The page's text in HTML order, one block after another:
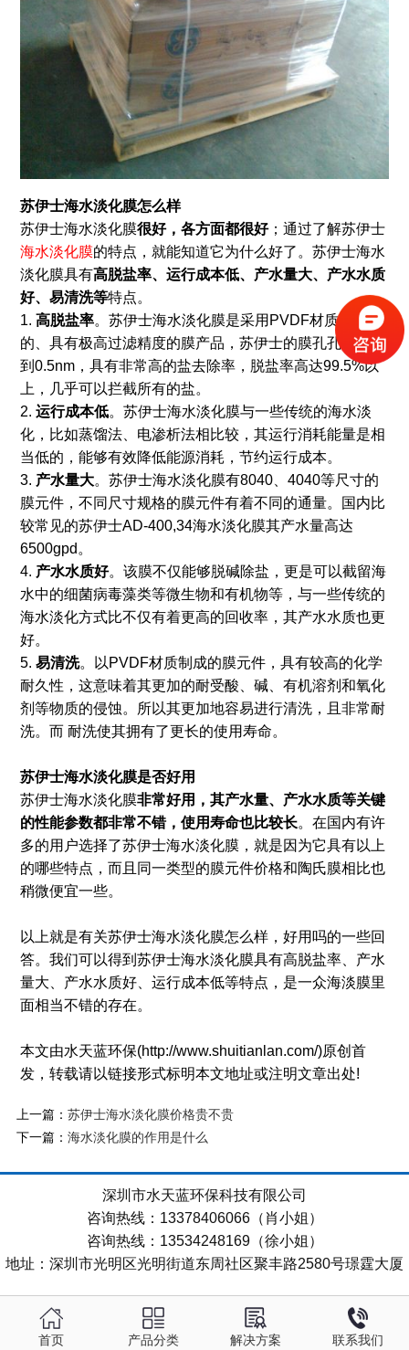
苏伊士海水淡化膜怎么样
苏伊士海水淡化膜很好，各方面都很好；通过了解苏伊士
海水淡化膜的特点，就能知道它为什么好了。苏伊士海水
淡化膜具有高脱盐率、运行成本低、产水量大、产水水质
好、易清洗等特点。
1. 高脱盐率。苏伊士海水淡化膜是采用PVDF材质制成
的、具有极高过滤精度的膜产品，苏伊士的膜孔孔径能达
到0.5nm，具有非常高的盐去除率，脱盐率高达99.5%以
上，几乎可以拦截所有的盐。
2. 运行成本低。苏伊士海水淡化膜与一些传统的海水淡
化，比如蒸馏法、电渗析法相比较，其运行消耗能量是相
当低的，能够有效降低能源消耗，节约运行成本。
3. 产水量大。苏伊士海水淡化膜有8040、4040等尺寸的
膜元件，不同尺寸规格的膜元件有着不同的通量。国内比
较常见的苏伊士AD-400,34海水淡化膜其产水量高达
6500gpd。
4. 产水水质好。该膜不仅能够脱碱除盐，更是可以截留海
水中的细菌病毒藻类等微生物和有机物等，与一些传统的
海水淡化方式比不仅有着更高的回收率，其产水水质也更
好。
5. 易清洗。以PVDF材质制成的膜元件，具有较高的化学
耐久性，这意味着其更加的耐受酸、碱、有机溶剂和氧化
剂等物质的侵蚀。所以其更加地容易进行清洗，且非常耐
洗。而 耐洗使其拥有了更长的使用寿命。
苏伊士海水淡化膜是否好用
苏伊士海水淡化膜非常好用，其产水量、产水水质等关键
的性能参数都非常不错，使用寿命也比较长。在国内有许
多的用户选择了苏伊士海水淡化膜，就是因为它具有以上
的哪些特点，而且同一类型的膜元件价格和陶氏膜相比也
稍微便宜一些。
以上就是有关苏伊士海水淡化膜怎么样，好用吗的一些回
答。我们可以得到苏伊士海水淡化膜具有高脱盐率、产水
量大、产水水质好、运行成本低等特点，是一众海淡膜里
面相当不错的存在。
本文由水天蓝环保(http://www.shuitianlan.com/)原创首
发，转载请以链接形式标明本文地址或注明文章出处!
上一篇： 苏伊士海水淡化膜价格贵不贵
下一篇： 海水淡化膜的作用是什么
深圳市水天蓝环保科技有限公司
咨询热线：13378406066（肖小姐）
咨询热线：13534248169（徐小姐）
地址：深圳市光明区光明街道东周社区聚丰路2580号璟霆大厦
首页 产品分类 解决方案 联系我们